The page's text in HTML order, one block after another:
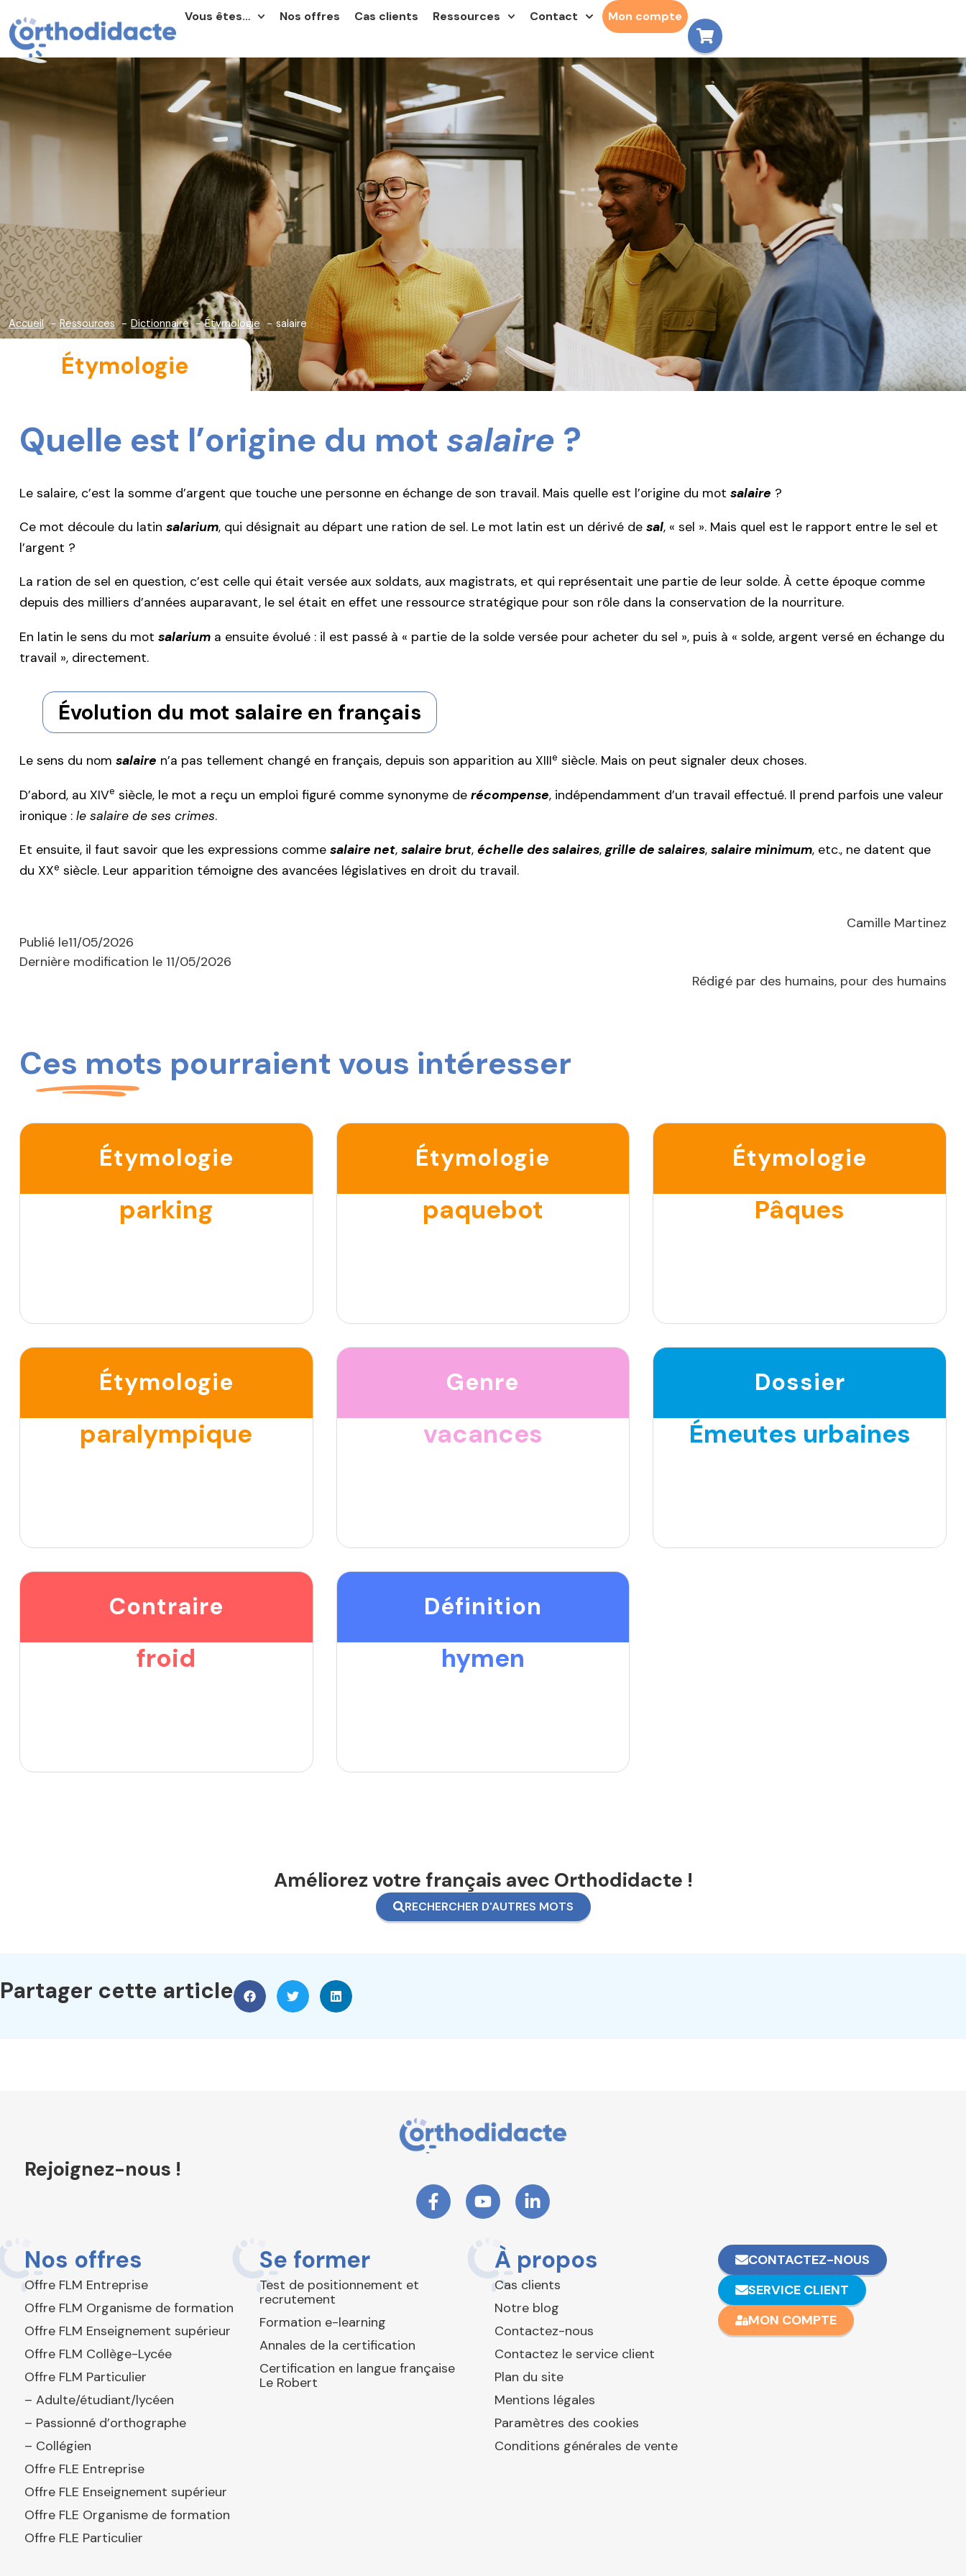
Vous êtes… Nos offres Cas clients Ressources Contact Mon compte
Accueil Ressources Dictionnaire Étymologie salaire
Étymologie
Quelle est l’origine du mot salaire ?
Le salaire, c’est la somme d’argent que touche une personne en échange de son travail. Mais quelle est l’origine du mot salaire ?
Ce mot découle du latin salarium, qui désignait au départ une ration de sel. Le mot latin est un dérivé de sal, « sel ». Mais quel est le rapport entre le sel et
l’argent ?
La ration de sel en question, c’est celle qui était versée aux soldats, aux magistrats, et qui représentait une partie de leur solde. À cette époque comme
depuis des milliers d’années auparavant, le sel était en effet une ressource stratégique pour son rôle dans la conservation de la nourriture.
En latin le sens du mot salarium a ensuite évolué : il est passé à « partie de la solde versée pour acheter du sel », puis à « solde, argent versé en échange du
travail », directement.
Évolution du mot salaire en français
Le sens du nom salaire n’a pas tellement changé en français, depuis son apparition au XIIIe siècle. Mais on peut signaler deux choses.
D’abord, au XIVe siècle, le mot a reçu un emploi figuré comme synonyme de récompense, indépendamment d’un travail effectué. Il prend parfois une valeur
ironique : le salaire de ses crimes.
Et ensuite, il faut savoir que les expressions comme salaire net, salaire brut, échelle des salaires, grille de salaires, salaire minimum, etc., ne datent que
du XXe siècle. Leur apparition témoigne des avancées législatives en droit du travail.
Camille Martinez
Publié le11/05/2026
Dernière modification le 11/05/2026
Rédigé par des humains, pour des humains
Ces mots pourraient vous intéresser
Étymologie
parking
Étymologie
paquebot
Étymologie
Pâques
Étymologie
paralympique
Genre
vacances
Dossier
Émeutes urbaines
Contraire
froid
Définition
hymen
Améliorez votre français avec Orthodidacte !
RECHERCHER D'AUTRES MOTS
Partager cette article
Rejoignez-nous !
Nos offres
Offre FLM Entreprise
Offre FLM Organisme de formation
Offre FLM Enseignement supérieur
Offre FLM Collège-Lycée
Offre FLM Particulier
– Adulte/étudiant/lycéen
– Passionné d’orthographe
– Collégien
Offre FLE Entreprise
Offre FLE Enseignement supérieur
Offre FLE Organisme de formation
Offre FLE Particulier
Se former
Test de positionnement et
recrutement
Formation e-learning
Annales de la certification
Certification en langue française
Le Robert
À propos
Cas clients
Notre blog
Contactez-nous
Contactez le service client
Plan du site
Mentions légales
Paramètres des cookies
Conditions générales de vente
CONTACTEZ-NOUS
SERVICE CLIENT
MON COMPTE